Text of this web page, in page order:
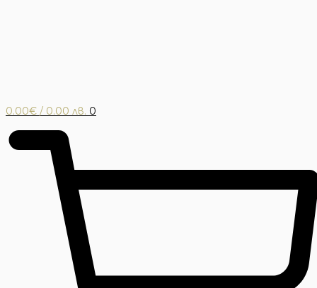
0.00€ / 0.00 лв. 0